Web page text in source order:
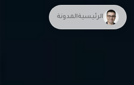
الرئيسيةالمدونة